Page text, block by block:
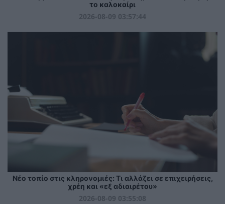
το καλοκαίρι
2026-08-09 03:57:44
Νέο τοπίο στις κληρονομιές: Τι αλλάζει σε επιχειρήσεις,
χρέη και «εξ αδιαιρέτου»
2026-08-09 03:55:08